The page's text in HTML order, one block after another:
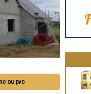
ou pvc
Brive-la-
Guéret
Évreux
Chartres
Nîmes